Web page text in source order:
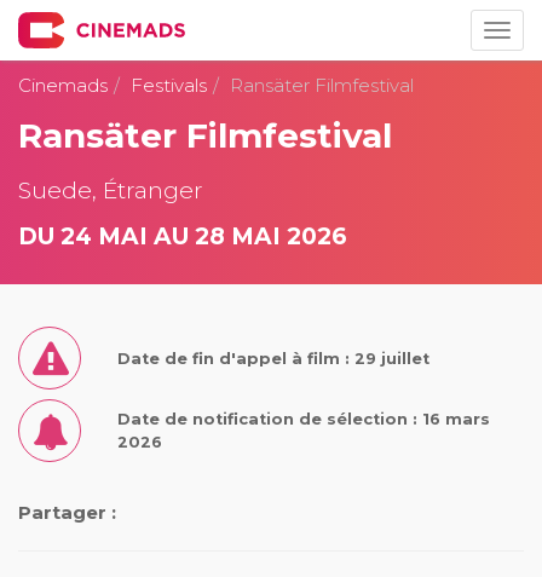
Cinemads
Festivals Ransäter Filmfestival
Ransäter Filmfestival
Suede, Étranger
DU 24 MAI AU 28 MAI 2026
Date de fin d'appel à film : 29 juillet
Date de notification de sélection : 16 mars
2026
Partager :